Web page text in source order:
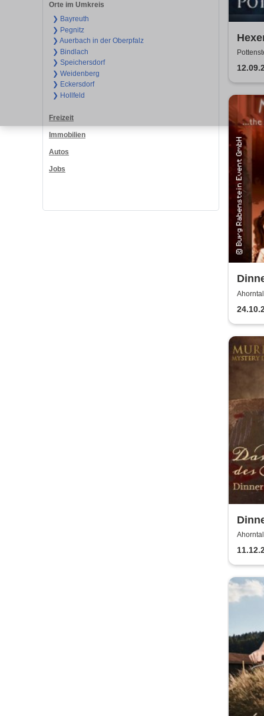
Orte im Umkreis
❯ Bayreuth
❯ Pegnitz
❯ Auerbach in der Oberpfalz
❯ Bindlach
❯ Speichersdorf
❯ Weidenberg
❯ Eckersdorf
❯ Hollfeld
Freizeit
Immobilien
Autos
Jobs
Die